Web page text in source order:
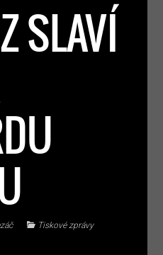
SLAVÍ
Tiskové zprávy